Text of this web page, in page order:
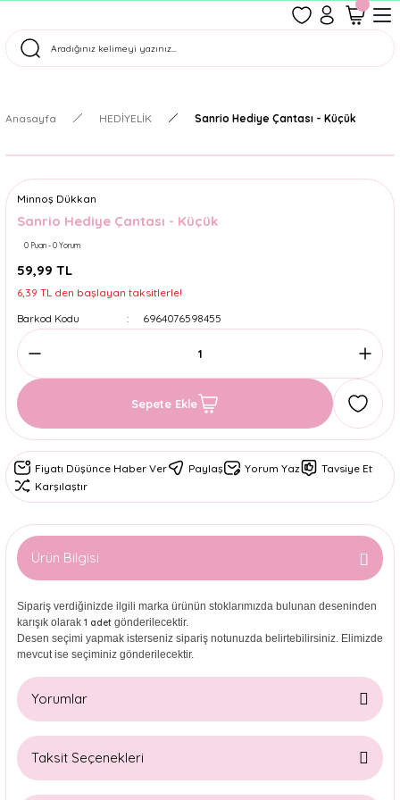
Tüm Siparişler Aynı Gün Kargoda!
Anasayfa HEDİYELİK Sanrio Hediye Çantası - Küçük
Minnoş Dükkan
Sanrio Hediye Çantası - Küçük
0 Puan - 0 Yorum
59,99 TL
6,39 TL den başlayan taksitlerle!
Barkod Kodu
6964076598455
Sepete Ekle
Fiyatı Düşünce Haber Ver Paylaş Yorum Yaz
Tavsiye Et
Karşılaştır
Ürün Bilgisi
Sipariş verdiğinizde ilgili marka ürünün stoklarımızda bulunan deseninden
karışık olarak 1 adet gönderilecektir.
Desen seçimi yapmak isterseniz sipariş notunuzda belirtebilirsiniz. Elimizde
mevcut ise seçiminiz gönderilecektir.
Yorumlar
Taksit Seçenekleri